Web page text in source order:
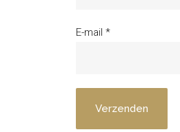
E-mail *